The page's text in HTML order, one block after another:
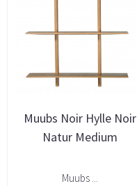
Muubs Noir Hylle Noir
Natur Medium
Muubs ...